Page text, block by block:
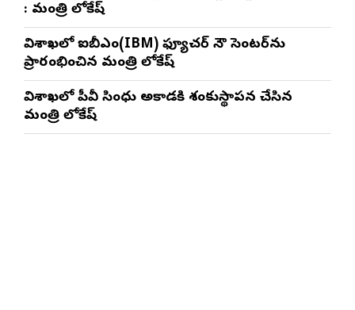
: మంత్రి లోకేష్
విశాఖలో ఐబీఎం(IBM) ఫ్యూచర్ నౌ సెంటర్‌ను
ప్రారంభించిన మంత్రి లోకేష్
విశాఖలో పీవీ సింధు అకాడమీకి శంకుస్థాపన చేసిన
మంత్రి లోకేష్